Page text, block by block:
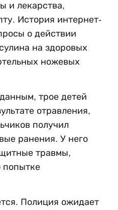
и лекарства,
История интернет-
о действии
на здоровых
ножевых
трое детей
отравления,
получил
ранения. У него
травмы,
попытке
Полиция ожидает